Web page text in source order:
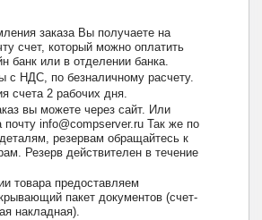
заказа Вы получаете на
счет, который можно оплатить
банк или в отделении банка.
с НДС, по безналичному расчету.
счета 2 рабочих дня.
вы можете через сайт. Или
info@compserver.ru Так же по
резервам обращайтесь к
Резерв действителен в течение
товара предоставляем
пакет документов (счет-
накладная).